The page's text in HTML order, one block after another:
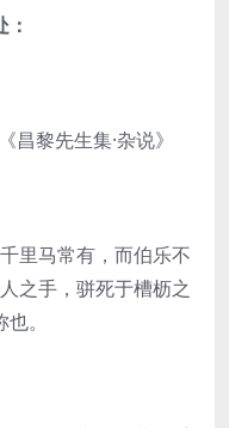
黎先生集·杂说》
马常有，而伯乐不
之手，骈死于槽枥之
。